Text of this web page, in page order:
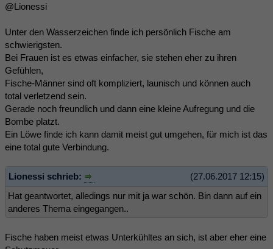
@Lionessi
Unter den Wasserzeichen finde ich persönlich Fische am
schwierigsten.
Bei Frauen ist es etwas einfacher, sie stehen eher zu ihren
Gefühlen,
Fische-Männer sind oft kompliziert, launisch und können auch
total verletzend sein.
Gerade noch freundlich und dann eine kleine Aufregung und die
Bombe platzt.
Ein Löwe finde ich kann damit meist gut umgehen, für mich ist das
eine total gute Verbindung.
(27.06.2017 12:15)
Lionessi schrieb:
Hat geantwortet, alledings nur mit ja war schön. Bin dann auf ein
anderes Thema eingegangen..
Fische haben meist etwas Unterkühltes an sich, ist aber eher eine